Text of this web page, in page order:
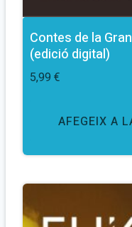
Contes de la
(edició digital)
5,99 €
AFEGEIX A